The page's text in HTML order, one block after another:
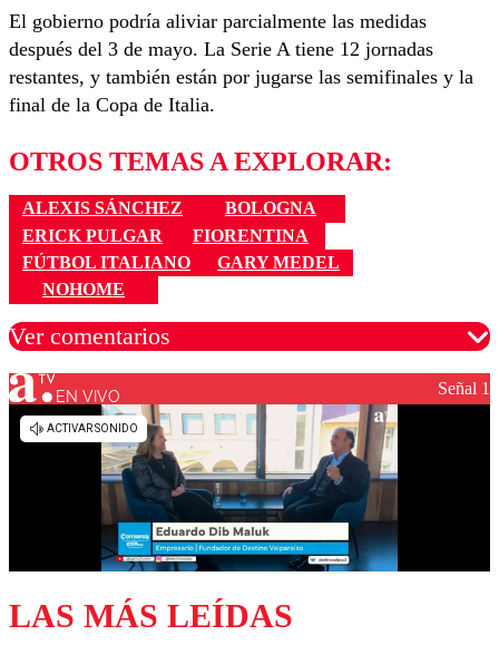
El gobierno podría aliviar parcialmente las medidas
después del 3 de mayo. La Serie A tiene 12 jornadas
restantes, y también están por jugarse las semifinales y la
final de la Copa de Italia.
OTROS TEMAS A EXPLORAR:
ALEXIS SÁNCHEZ
BOLOGNA
ERICK PULGAR
FIORENTINA
FÚTBOL ITALIANO
GARY MEDEL
NOHOME
Ver comentarios
Los comentarios son moderados para garantizar un
diálogo respetuoso.
EN VIVO Señal 1
LAS MÁS LEÍDAS